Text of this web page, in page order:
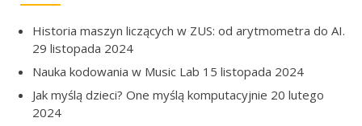
Historia maszyn liczących w ZUS: od arytmometra do AI.
29 listopada 2024
Nauka kodowania w Music Lab 15 listopada 2024
Jak myślą dzieci? One myślą komputacyjnie 20 lutego
2024